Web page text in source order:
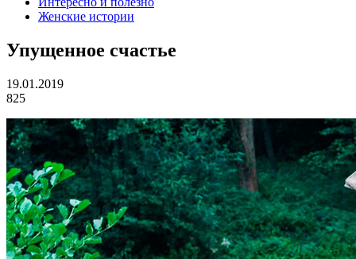
Женские истории
Упущенное счастье
19.01.2019
825